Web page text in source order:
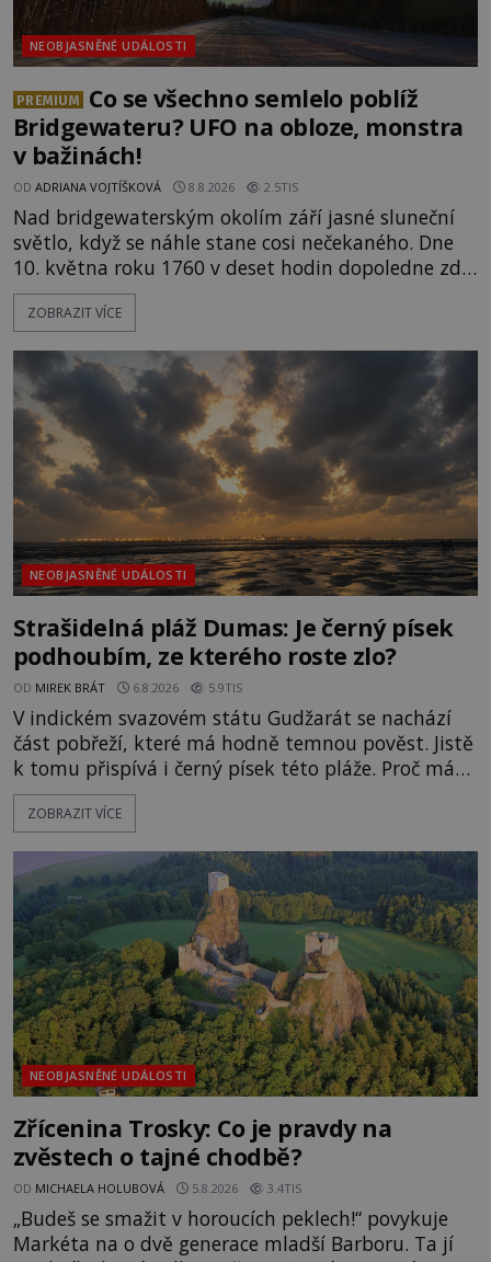
NEOBJASNĚNÉ UDÁLOSTI
PREMIUM
Co se všechno semlelo poblíž
Bridgewateru? UFO na obloze, monstra
v bažinách!
OD ADRIANA VOJTÍŠKOVÁ 8.8.2026 2.5TIS
Nad bridgewaterským okolím září jasné sluneční
světlo, když se náhle stane cosi nečekaného. Dne
10. května roku 1760 v deset hodin dopoledne zde
dojde k vůbec prvnímu historicky doloženému
přeletu UFO. Podle záznamů vyzařuje takové
jen o nějaký optický klam, nebo se zde skutečně
právě vznáší mimozemská loď
ZOBRAZIT VÍCE
NEOBJASNĚNÉ UDÁLOSTI
Strašidelná pláž Dumas: Je černý písek
podhoubím, ze kterého roste zlo?
OD MIREK BRÁT 6.8.2026 5.9TIS
V indickém svazovém státu Gudžarát se nachází
část pobřeží, které má hodně temnou pověst. Jistě
k tomu přispívá i černý písek této pláže. Proč má
pláž takové netypické zbarvení? Nakolik jsou
pravdivé historky, že zde došlo k nevysvětlitelným
následovat. Vstupujeme na pláž Dumas ve městě
Surat. Gu
ZOBRAZIT VÍCE
NEOBJASNĚNÉ UDÁLOSTI
Zřícenina Trosky: Co je pravdy na
zvěstech o tajné chodbě?
OD MICHAELA HOLUBOVÁ 5.8.2026 3.4TIS
„Budeš se smažit v horoucích peklech!“ povykuje
Markéta na o dvě generace mladší Barboru. Ta jí